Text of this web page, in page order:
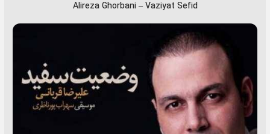
Alireza Ghorbani–Vaziyat Sefid